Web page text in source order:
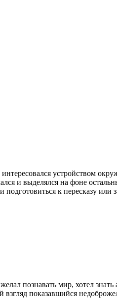
устройством
и выделялся на фоне
к пересказу или
познавать мир, хотел знать
показавшийся